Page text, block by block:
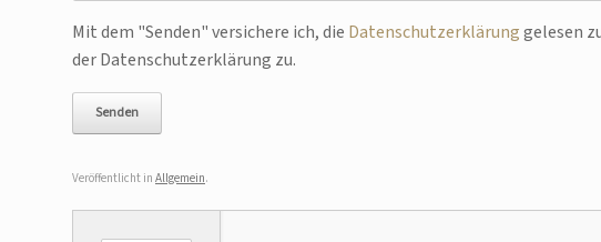
Bitte lasse dieses Feld leer.
Mit dem "Senden" versichere ich, die Datenschutzerklärunggelesen
der Datenschutzerklärung zu.
Veröffentlicht in Allgemein.